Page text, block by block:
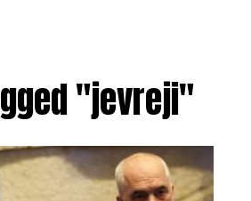
"jevreji"